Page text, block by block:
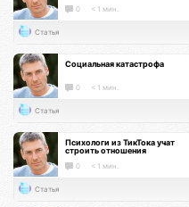
0 < 1 мин.
Статья
Социальная катастрофа
0 < 1 мин.
Статья
Психологи из ТикТока учат
строить отношения
0 < 1 мин.
Статья